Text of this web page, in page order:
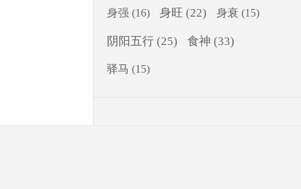
身强 (16) 身旺 (22) 身衰 (15)
阴阳五行 (25) 食神 (33)
驿马 (15)